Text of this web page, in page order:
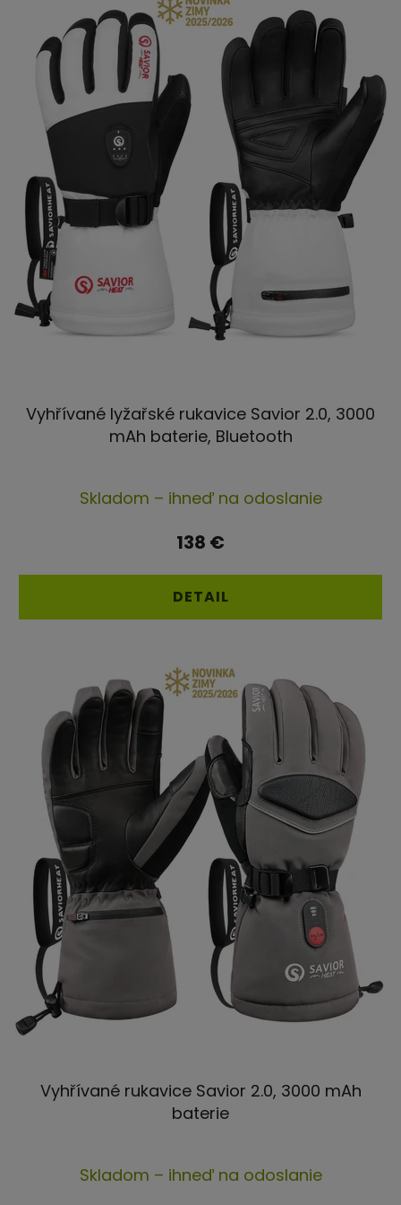
Vyhřívané lyžařské rukavice Savior 2.0, 3000
mAh baterie, Bluetooth
hodnotenie
produktu
5,0
z
hviezdičiek.
Skladom – ihneď na odoslanie
138 €
DETAIL
Vyhřívané rukavice Savior 2.0, 3000 mAh
baterie
hodnotenie
Skladom – ihneď na odoslanie